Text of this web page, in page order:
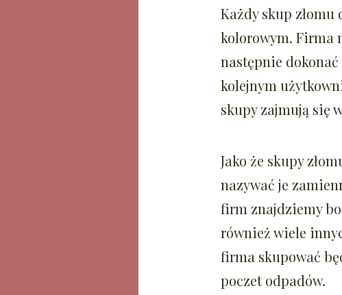
Każdy skup
kolorowym. Firma
następnie
kolejnym
skupy zajmują się
Jako że skupy
nazywać je
firm znajdziemy
również wiele
firma skupować
poczet odpadów.